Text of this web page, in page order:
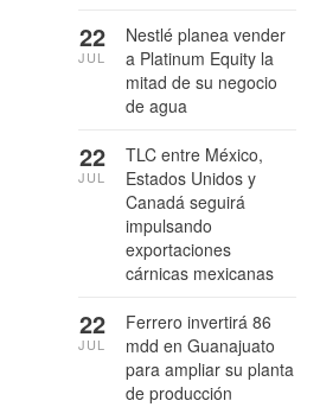
Nestlé planea vender
a Platinum Equity la
mitad de su negocio
de agua
22
JUL
TLC entre México,
Estados Unidos y
Canadá seguirá
impulsando
exportaciones
cárnicas mexicanas
22
JUL
Ferrero invertirá 86
mdd en Guanajuato
para ampliar su planta
de producción
22
JUL